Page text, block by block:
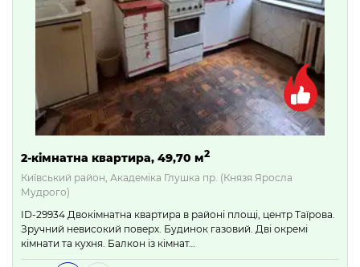
2-кімнатна квартира, 49,70 м2
Київський район, Академіка Глушка пр. (Князя Яросла
Мудрого)
ID-29934 Двокімнатна квартира в районі площі, центр Таїрова.
Зручний невисокий поверх. Будинок газовий. Дві окремі
кімнати та кухня. Балкон із кімнат…